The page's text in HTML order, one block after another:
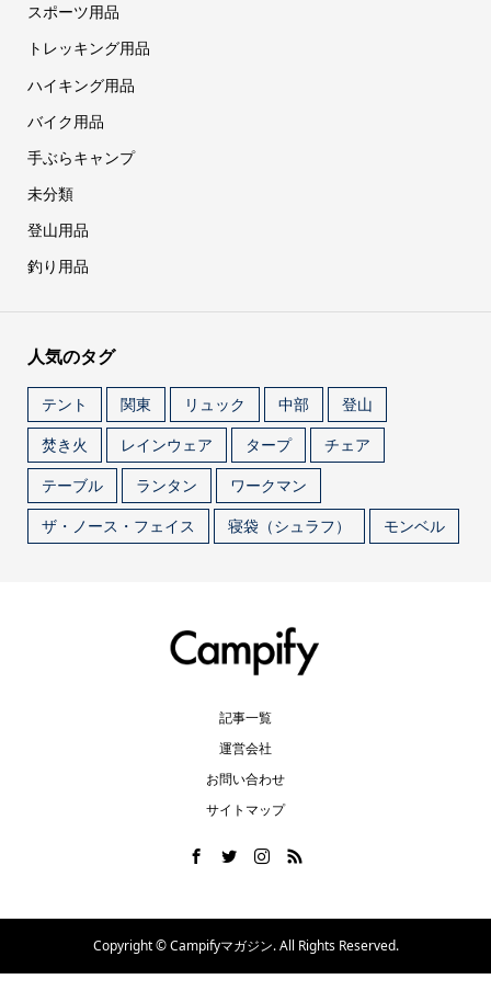
スポーツ用品
トレッキング用品
ハイキング用品
バイク用品
手ぶらキャンプ
未分類
登山用品
釣り用品
人気のタグ
テント 関東 リュック 中部
登山
焚き火
レインウェア タープ
チェア
テーブル
ランタン
ワークマン
ザ・ノース・フェイス
寝袋（シュラフ） モンベル
記事一覧
運営会社
お問い合わせ
サイトマップ
Copyright ©Campifyマガジン. All Rights Reserved.